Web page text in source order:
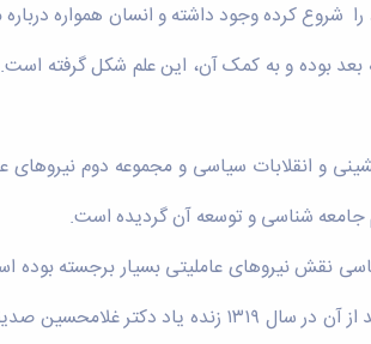
شروع کرده وجود داشته و انسان همواره
اندیشه‌ورزی پرداخته است. اما اندیشه اجتماعی و جامعه شناسی به معنای خاص و علمی و روشمندانه در اروپا در قرن های ۱۹ به بعد بوده و به
و انقلابات سیاسی و مجموعه دوم نیروهای
جامعه شناسی و توسعه آن گردیده است.
نقش نیروهای عاملیتی بسیار برجسته بوده
نخستین‌بار در سال ۱۳۱۳ در دانشکده ادبیات دانشگاه تهران علمی به عنوان "علم الاجتماع" توسط آلن هاس آلمانی تدریس گردید